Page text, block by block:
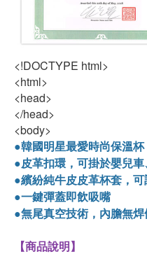
<!DOCTYPE html>
<html>
<head>
</head>
<body>
●韓國明星最愛時尚保溫杯
●皮革扣環，可掛於嬰兒
●繽紛純牛皮皮革杯套 ，
●一鍵彈蓋即飲吸嘴
●無尾真空技術，內膽無焊
【商品說明】